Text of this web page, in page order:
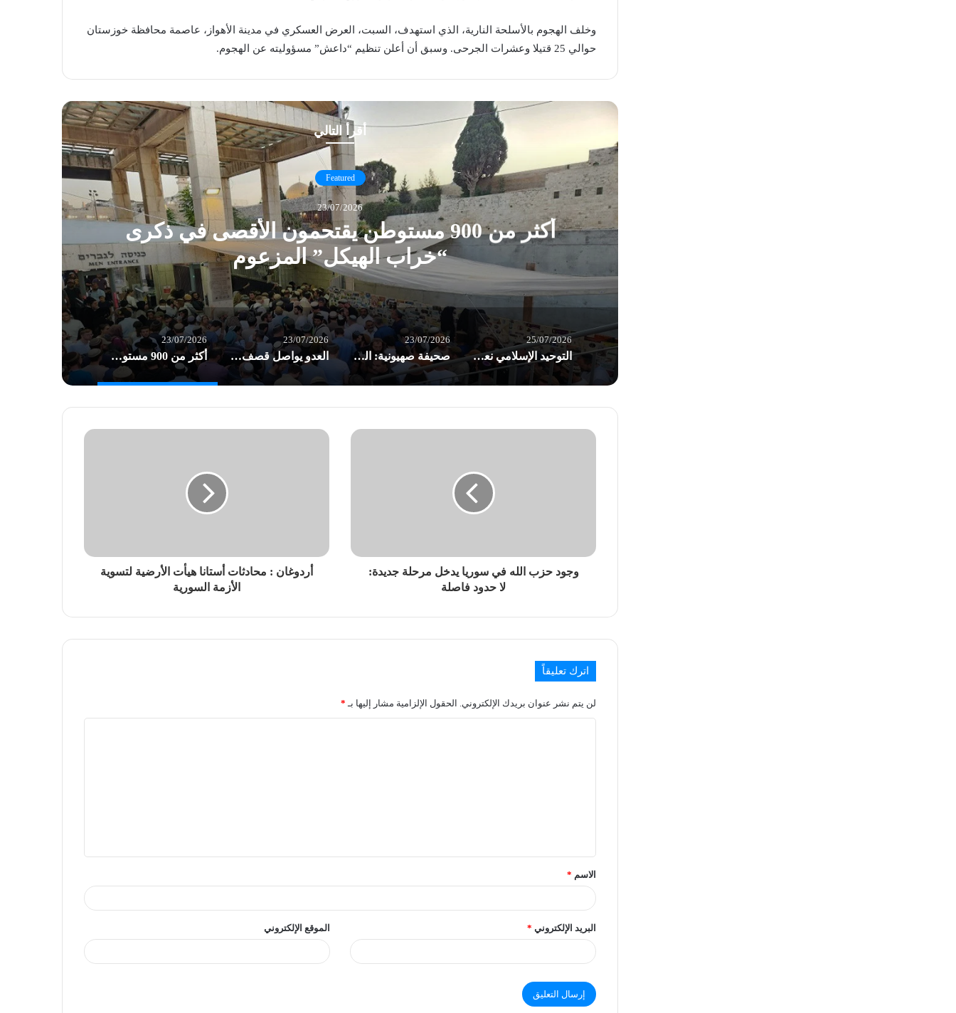
وخلف الهجوم بالأسلحة النارية، الذي استهدف، السبت، العرض العسكري في مدينة الأهواز، عاصمة محافظة خوزستان
حوالي 25 قتيلا وعشرات الجرحى. وسبق أن أعلن تنظيم “داعش” مسؤوليته عن الهجوم.
أقرأ التالي
أكثر من 900 مستوطن يقتحمون الأقصى في ذكرى
“خراب الهيكل” المزعوم
Featured
25/07/2026
التوحيد الإسلامي نعت المناضل
بعملية الضفة الغربية البطولية
25/07/2026
التوحيد الإسلامي نعت المناضل أوكاموتو.. وأشادت بعملية الضفة الغربية البطولية
23/07/2026
صحيفة صهيونية: الجيش “الإسرائيلي” في تأهب ذروة للحرب.. إيران قد تبادر
23/07/2026
العدو يواصل قصف واستهداف البلدات والقرى الجنوبية
23/07/2026
أكثر من 900 مستوطن يقتحمون الأقصى في ذكرى “خراب الهيكل” المزعوم
وجود حزب الله في سوريا يدخل مرحلة جديدة:
لا حدود فاصلة
أردوغان : محادثات أستانا هيأت الأرضية لتسوية
الأزمة السورية
اترك تعليقاً
لن يتم نشر عنوان بريدك الإلكتروني. الحقول الإلزامية مشار إليها بـ *
الاسم *
البريد الإلكتروني * الموقع الإلكتروني